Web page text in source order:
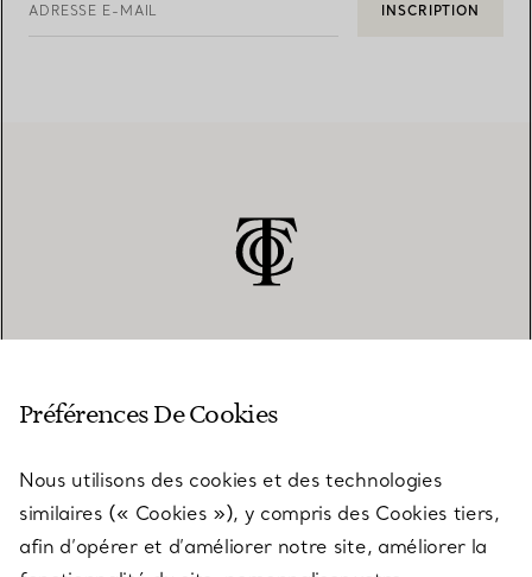
ADRESSE E-MAIL INSCRIPTION
SERVICES
Préférences De Cookies
Nous utilisons des cookies et des technologies
similaires (« Cookies »), y compris des Cookies tiers,
afin d’opérer et d’améliorer notre site, améliorer la